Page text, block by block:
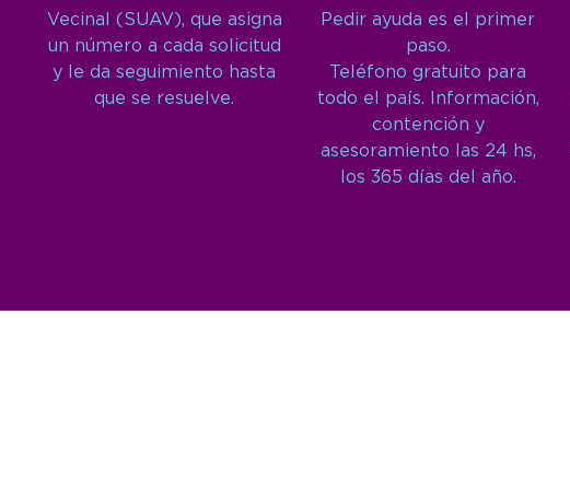
Vecinal (SUAV), que asigna
un número a cada solicitud
y le da seguimiento hasta
que se resuelve.
Pedir ayuda es el primer
paso.
Teléfono gratuito para
todo el país. Información,
contención y
asesoramiento las 24 hs,
los 365 días del año.